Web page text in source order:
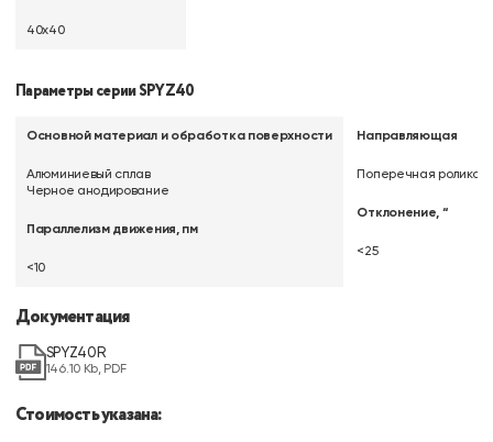
40х40
Параметры серии SPYZ40
Основной материал и обработка поверхности
Алюминиевый сплав
Черное анодирование
Параллелизм движения, пм
<10
Направляющая
Поперечная
Отклонение, “
<25
Документация
SPYZ40R
146.10 Kb, PDF
Стоимость указана: